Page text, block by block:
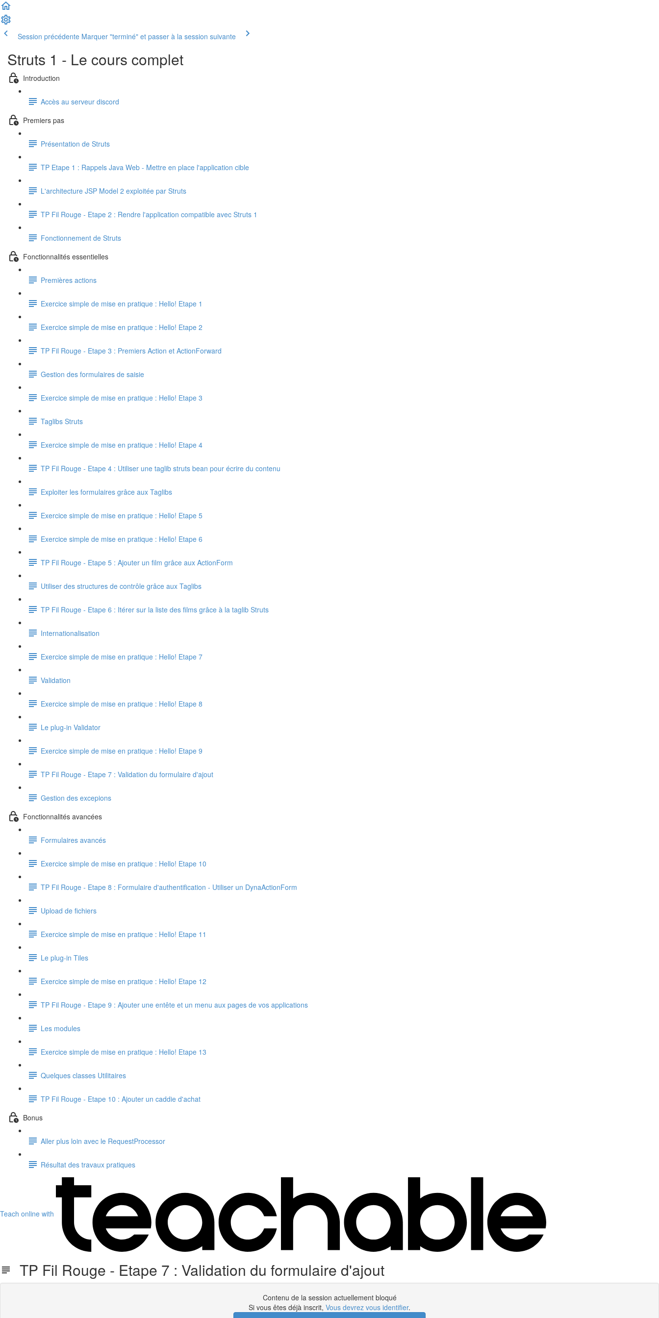
Session précédente Marquer "terminé" et passer à la session suivante
Struts 1 - Le cours complet
Introduction
Accès au serveur discord
Premiers pas
Présentation de Struts
TP Etape 1 : Rappels Java Web - Mettre en place l'application cible
L'architecture JSP Model 2 exploitée par Struts
TP Fil Rouge - Etape 2 : Rendre l'application compatible avec Struts 1
Fonctionnement de Struts
Fonctionnalités essentielles
Premières actions
Exercice simple de mise en pratique : Hello! Etape 1
Exercice simple de mise en pratique : Hello! Etape 2
TP Fil Rouge - Etape 3 : Premiers Action et ActionForward
Gestion des formulaires de saisie
Exercice simple de mise en pratique : Hello! Etape 3
Taglibs Struts
Exercice simple de mise en pratique : Hello! Etape 4
TP Fil Rouge - Etape 4 : Utiliser une taglib struts bean pour écrire du contenu
Exploiter les formulaires grâce aux Taglibs
Exercice simple de mise en pratique : Hello! Etape 5
Exercice simple de mise en pratique : Hello! Etape 6
TP Fil Rouge - Etape 5 : Ajouter un film grâce aux ActionForm
Utiliser des structures de contrôle grâce aux Taglibs
TP Fil Rouge - Etape 6 : Itérer sur la liste des films grâce à la taglib Struts
Internationalisation
Exercice simple de mise en pratique : Hello! Etape 7
Validation
Exercice simple de mise en pratique : Hello! Etape 8
Le plug-in Validator
Exercice simple de mise en pratique : Hello! Etape 9
TP Fil Rouge - Etape 7 : Validation du formulaire d'ajout
Gestion des excepions
Fonctionnalités avancées
Formulaires avancés
Exercice simple de mise en pratique : Hello! Etape 10
TP Fil Rouge - Etape 8 : Formulaire d'authentification - Utiliser un DynaActionForm
Upload de fichiers
Exercice simple de mise en pratique : Hello! Etape 11
Le plug-in Tiles
Exercice simple de mise en pratique : Hello! Etape 12
TP Fil Rouge - Etape 9 : Ajouter une entête et un menu aux pages de vos applications
Les modules
Exercice simple de mise en pratique : Hello! Etape 13
Quelques classes Utilitaires
TP Fil Rouge - Etape 10 : Ajouter un caddie d'achat
Bonus
Aller plus loin avec le RequestProcessor
Résultat des travaux pratiques
Teach online with
TP Fil Rouge - Etape 7 : Validation du formulaire d'ajout
Contenu de la session actuellement bloqué
Si vous êtes déjà inscrit, Vous devrez vous identifier.